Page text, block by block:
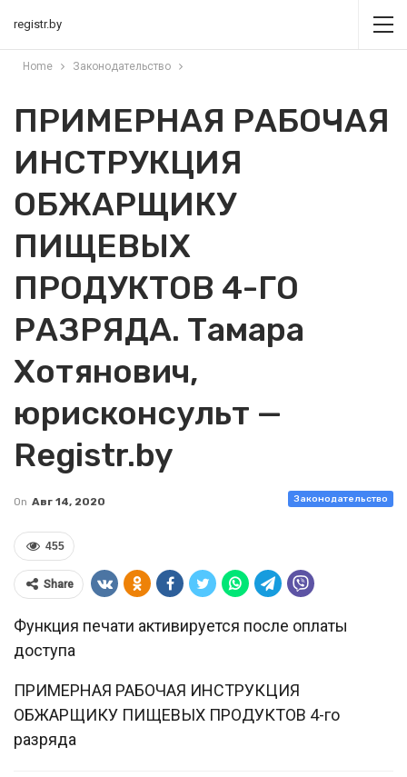
registr.by
Home Законодательство
ПРИМЕРНАЯ РАБОЧАЯ
ИНСТРУКЦИЯ
ОБЖАРЩИКУ
ПИЩЕВЫХ
ПРОДУКТОВ 4-ГО
РАЗРЯДА. Тамара
Хотянович,
юрисконсульт —
Registr.by
Законодательство
On Авг 14, 2020
455
Share
Функция печати активируется после оплаты
доступа
ПРИМЕРНАЯ РАБОЧАЯ ИНСТРУКЦИЯ
ОБЖАРЩИКУ ПИЩЕВЫХ ПРОДУКТОВ 4-го
разряда